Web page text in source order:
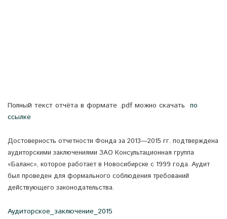
Полный текст отчёта в формате .pdf можно скачать по
ссылке
Достоверность отчетности Фонда за 2013—2015 гг. подтверждена
аудиторскими заключениями ЗАО Консультационная группа
«Баланс», которое работает в Новосибирске с 1999 года. Аудит
был проведен для формального соблюдения требований
действующего законодательства.
Аудиторское_заключение_2015